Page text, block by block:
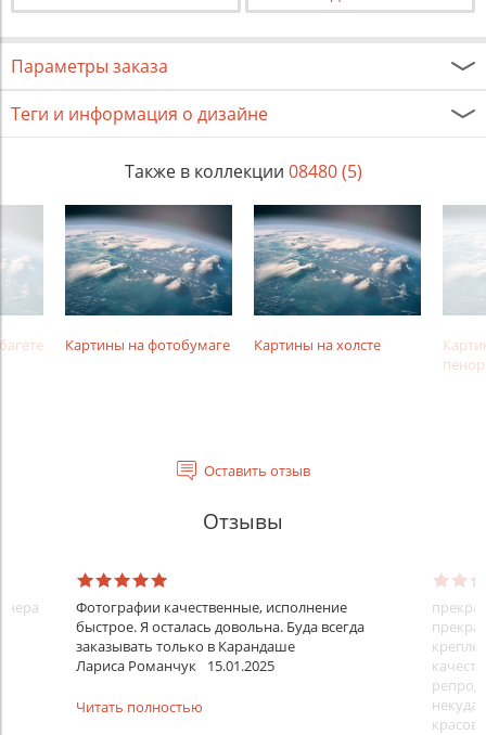
Параметры заказа
Теги и информация о дизайне
Также в коллекции 08480 (5)
Картины на фотобумаге Картины на холсте
Оставить отзыв
Отзывы
Фотографии качественные, исполнение
быстрое. Я осталась довольна. Буда всегда
заказывать только в Карандаше
Лариса Романчук
15.01.2025
Читать полностью